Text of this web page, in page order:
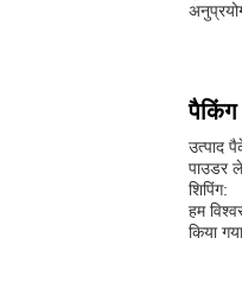
उत्पाद
पाउडर
शिपिंग:
हम
किया